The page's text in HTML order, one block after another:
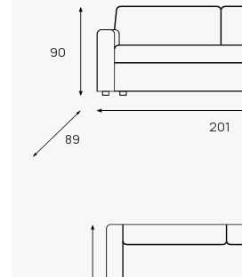
90
201
89